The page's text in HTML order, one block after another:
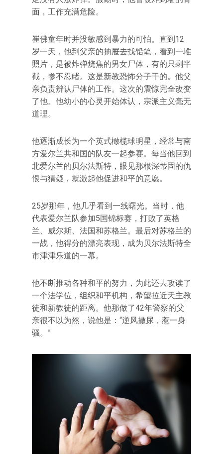
面，工作充满危险。
崔佛童年时并没敏感到暴力的可怕。直到12
岁一天，他到父亲的抽屉去找铅笔，看到一堆
照片，是被炸弹烧焦的男女尸体，有的只剩半
截，惨不忍睹。这是新教恐怖分子干的。他父
亲负责辨认尸体的工作。这次的震惊完全改变
了他。他幼小的心灵开始体认，宗派主义毫无
道理。
他逐渐成长为一个英式橄榄球明星，经常与南
方爱尔兰共和国的队友一起参赛。每当他回到
北爱尔兰的贝尔法斯特，眼见那根深蒂固的仇
恨与猜疑，就激起他促进和平的意愿。
25岁那年，他几乎看到一线曙光。当时，他
代表爱尔兰队参加5国锦标赛，打败了英格
兰、威尔斯、法国和苏格兰。最后对苏格兰的
一战，他得分的漂亮表现，成为贝尔法斯特全
市津津乐道的一幕。
他不断推动各种和平的努力，为此还去攻读了
一个法学位，组织和平机构，希望拉近天主教
徒和新教徒的距离。他那做了42年警察的父
亲很不以为然，说他是：“逆风撒尿，惹一身
骚。”